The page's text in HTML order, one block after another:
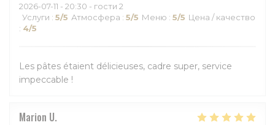
2026-07-11 - 20:30 - гости 2
Услуги : 5/5 Атмосфера : 5/5 Меню : 5/5 Цена / качество
: 4/5
Les pâtes étaient délicieuses, cadre super, service
impeccable !
Marion U